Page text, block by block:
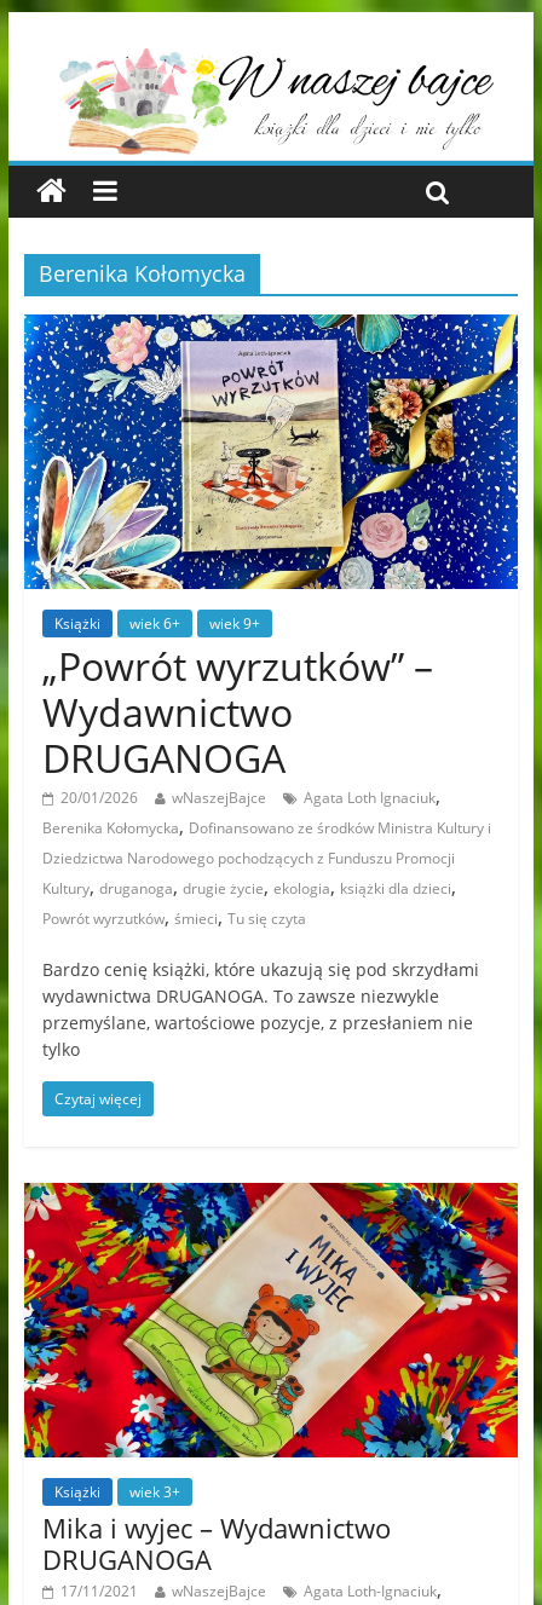
Berenika Kołomycka
Książki wiek 6+ wiek 9+
„Powrót wyrzutków” –
Wydawnictwo
DRUGANOGA
20/01/2026 wNaszejBajce Agata Loth Ignaciuk,
Berenika Kołomycka, Dofinansowano ze środków Ministra Kultury i
Dziedzictwa Narodowego pochodzących z Funduszu Promocji
Kultury, druganoga, drugie życie, ekologia, książki dla dzieci,
Powrót wyrzutków, śmieci, Tu się czyta
Bardzo cenię książki, które ukazują się pod skrzydłami
wydawnictwa DRUGANOGA. To zawsze niezwykle
przemyślane, wartościowe pozycje, z przesłaniem nie
tylko
Czytaj więcej
Książki wiek 3+
Mika i wyjec – Wydawnictwo
DRUGANOGA
17/11/2021 wNaszejBajce Agata Loth-Ignaciuk,